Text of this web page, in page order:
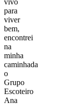
vivo
para
viver
bem,
encontrei
na
minha
caminhada
o
Grupo
Escoteiro
Ana